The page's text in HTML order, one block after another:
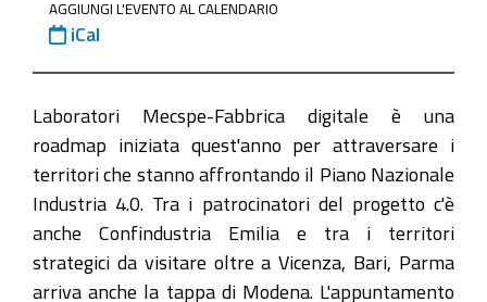
Mecspe-
Fabbrica
digitale
2026-
08-
09T13:00:00+02:00
2026-
08-
09T14:00:00+02:00
AGGIUNGI L'EVENTO AL CALENDARIO
iCal
Laboratori Mecspe-Fabbrica digitale è una
roadmap iniziata quest'anno per attraversare i
territori che stanno affrontando il Piano Nazionale
Industria 4.0. Tra i patrocinatori del progetto c'è
anche Confindustria Emilia e tra i territori
strategici da visitare oltre a Vicenza, Bari, Parma
arriva anche la tappa di Modena. L'appuntamento